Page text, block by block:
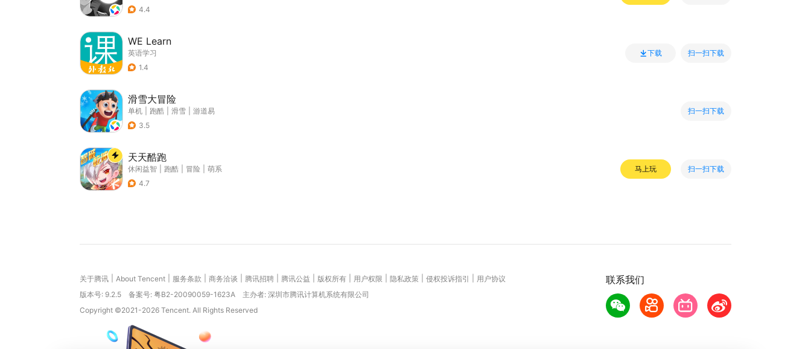
4.4
WE Learn
英语学习
1.4
下载 扫一扫下载
滑雪大冒险
单机 跑酷 滑雪
游道易
3.5
扫一扫下载
天天酷跑
休闲益智 跑酷 冒险
萌系
4.7
马上玩 扫一扫下载
联系我们
关于腾讯 About Tencent 服务条款 商务洽谈 腾讯招聘 腾讯公益 版权所有 用户权限 隐私政策 侵权投诉指引
用户协议
版本号: 9.2.5 备案号: 粤B2-20090059-1623A
主办者: 深圳市腾讯计算机系统有限公司
Copyright ©2021-2026 Tencent. All Rights Reserved